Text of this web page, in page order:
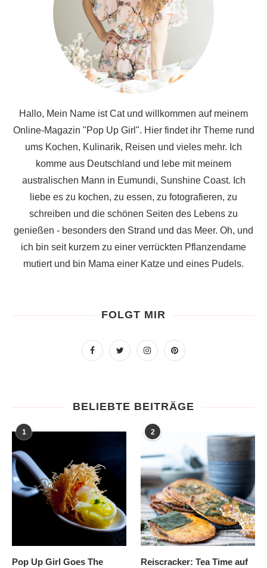
Hallo, Mein Name ist Cat und willkommen auf meinem
Online-Magazin "Pop Up Girl". Hier findet ihr Theme rund
ums Kochen, Kulinarik, Reisen und vieles mehr. Ich
komme aus Deutschland und lebe mit meinem
australischen Mann in Eumundi, Sunshine Coast. Ich
liebe es zu kochen, zu essen, zu fotografieren, zu
schreiben und die schönen Seiten des Lebens zu
genießen - besonders den Strand und das Meer. Oh, und
ich bin seit kurzem zu einer verrückten Pflanzendame
mutiert und bin Mama einer Katze und eines Pudels.
FOLGT MIR
BELIEBTE BEITRÄGE
1
Pop Up Girl Goes The
2
Reiscracker: Tea Time auf